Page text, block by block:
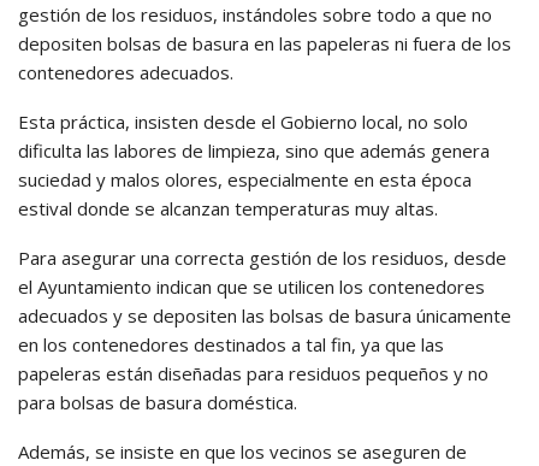
gestión de los residuos, instándoles sobre todo a que no
depositen bolsas de basura en las papeleras ni fuera de los
contenedores adecuados.
Esta práctica, insisten desde el Gobierno local, no solo
dificulta las labores de limpieza, sino que además genera
suciedad y malos olores, especialmente en esta época
estival donde se alcanzan temperaturas muy altas.
Para asegurar una correcta gestión de los residuos, desde
el Ayuntamiento indican que se utilicen los contenedores
adecuados y se depositen las bolsas de basura únicamente
en los contenedores destinados a tal fin, ya que las
papeleras están diseñadas para residuos pequeños y no
para bolsas de basura doméstica.
Además, se insiste en que los vecinos se aseguren de